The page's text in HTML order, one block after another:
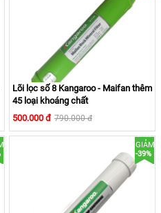
thực vật, kim loại năng, dư
nước
thay: 3 tháng(Điều kiện
bẩn, bùn đất, rỉ sét có kích
micron
thay: 6 tháng(Điều kiện
Lõi lọc số 8 Kangaroo - Maifan thêm
45 loại khoáng chất
500.000 đ 790.000 đ
GIẢM
-39%